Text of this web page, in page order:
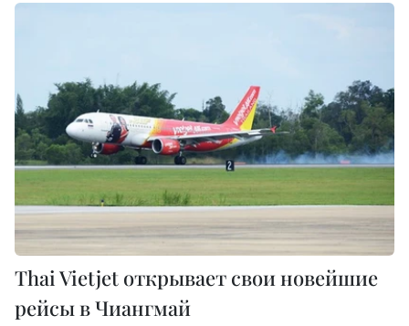
Thai Vietjet открывает свои новейшие
рейсы в Чиангмай